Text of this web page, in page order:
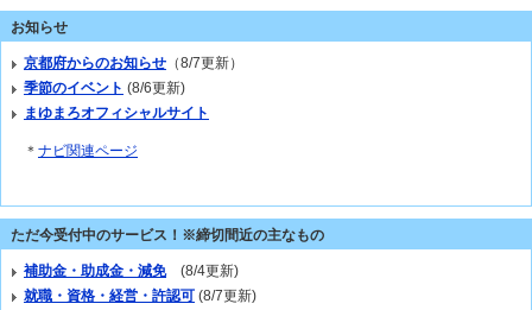
お知らせ
京都府からのお知らせ （8/7更新）
季節のイベント (8/6更新)
まゆまろオフィシャルサイト
＊ ナビ関連ページ
ただ今受付中のサービス！※締切間近の主なもの
補助金・助成金・減免(8/4更新)
就職・資格・経営・許認可 (8/7更新)